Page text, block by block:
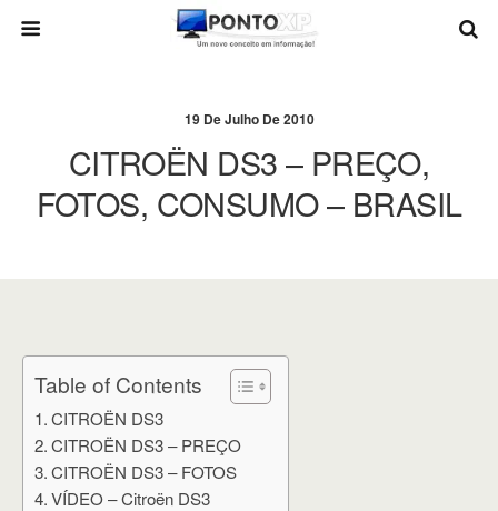
19 De Julho De 2010
CITROËN DS3 – PREÇO,
FOTOS, CONSUMO – BRASIL
Table of Contents
CITROËN DS3
CITROËN DS3 – PREÇO
CITROËN DS3 – FOTOS
VÍDEO – Citroën DS3